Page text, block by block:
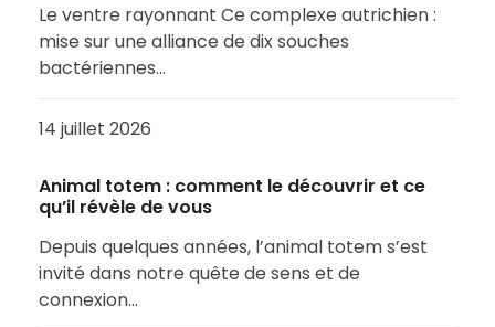
Le ventre rayonnant Ce complexe autrichien :
mise sur une alliance de dix souches
bactériennes…
14 juillet 2026
Animal totem : comment le découvrir et ce
qu’il révèle de vous
Depuis quelques années, l’animal totem s’est
invité dans notre quête de sens et de
connexion…